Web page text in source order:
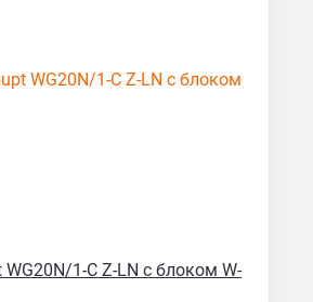
1-C Z-LN с блоком W-